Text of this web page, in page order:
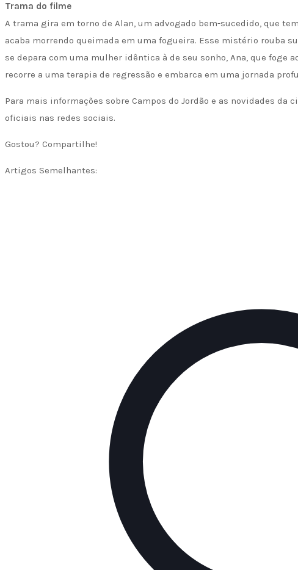
Trama do filme
A trama gira em torno de Alan, um advogado bem-sucedido, que
acaba morrendo queimada em uma fogueira. Esse mistério rouba
se depara com uma mulher idêntica à de seu sonho, Ana, que foge
recorre a uma terapia de regressão e embarca em uma jornada
Para mais informações sobre Campos do Jordão e as novidades da
oficiais nas redes sociais.
Gostou? Compartilhe!
Artigos Semelhantes: